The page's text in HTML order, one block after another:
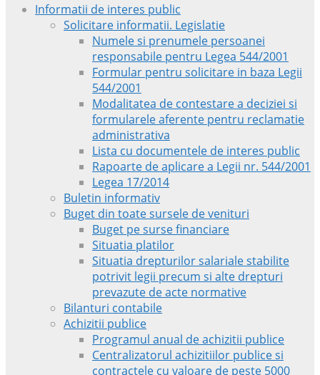
Informatii de interes public
Solicitare informatii. Legislatie
Numele si prenumele persoanei
responsabile pentru Legea 544/2001
Formular pentru solicitare in baza Legii
544/2001
Modalitatea de contestare a deciziei si
formularele aferente pentru reclamatie
administrativa
Lista cu documentele de interes public
Rapoarte de aplicare a Legii nr. 544/2001
Legea 17/2014
Buletin informativ
Buget din toate sursele de venituri
Buget pe surse financiare
Situatia platilor
Situatia drepturilor salariale stabilite
potrivit legii precum si alte drepturi
prevazute de acte normative
Bilanturi contabile
Achizitii publice
Programul anual de achizitii publice
Centralizatorul achizitiilor publice si
contractele cu valoare de peste 5000